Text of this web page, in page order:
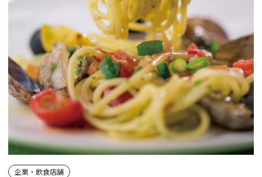
企業・飲食店舗